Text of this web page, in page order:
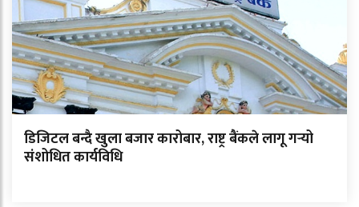
डिजिटल बन्दै खुला बजार कारोबार, राष्ट्र बैंकले लागू गर्‍यो
संशोधित कार्यविधि